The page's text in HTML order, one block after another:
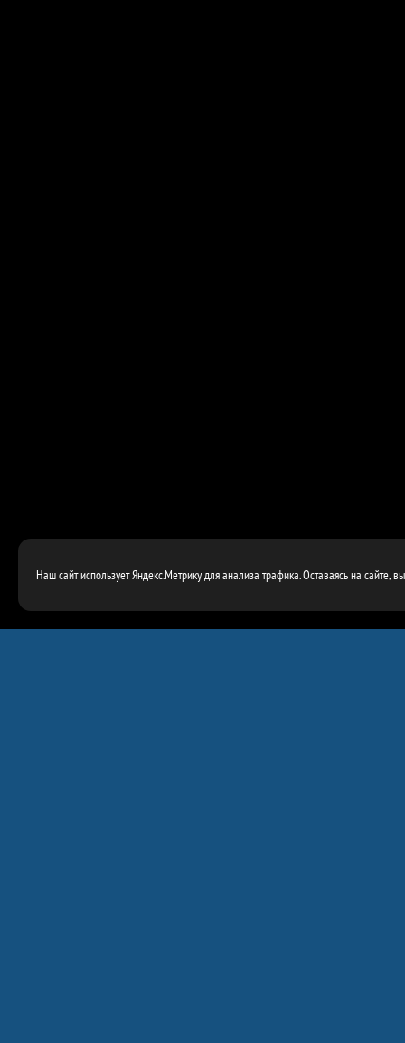
Наш сайт использует Яндекс.Метрику для анализа трафика. Оставаясь на сайте,